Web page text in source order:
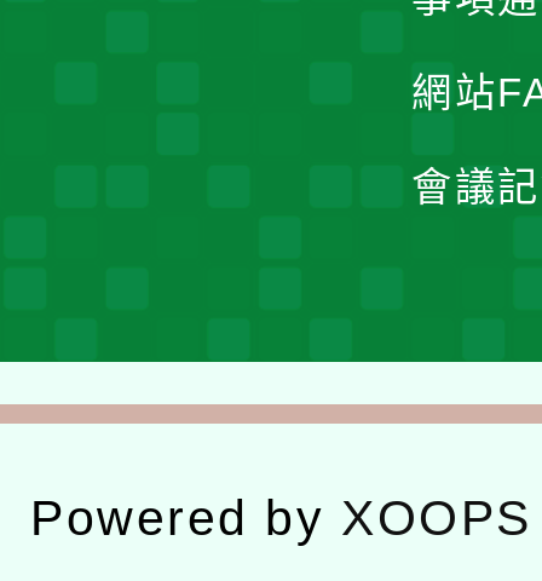
網站
會議
Powered by XOOPS